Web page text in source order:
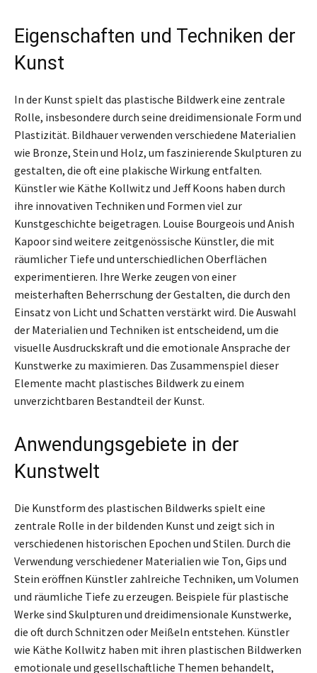
Eigenschaften und Techniken der
Kunst
In der Kunst spielt das plastische Bildwerk eine zentrale
Rolle, insbesondere durch seine dreidimensionale Form und
Plastizität. Bildhauer verwenden verschiedene Materialien
wie Bronze, Stein und Holz, um faszinierende Skulpturen zu
gestalten, die oft eine plakische Wirkung entfalten.
Künstler wie Käthe Kollwitz und Jeff Koons haben durch
ihre innovativen Techniken und Formen viel zur
Kunstgeschichte beigetragen. Louise Bourgeois und Anish
Kapoor sind weitere zeitgenössische Künstler, die mit
räumlicher Tiefe und unterschiedlichen Oberflächen
experimentieren. Ihre Werke zeugen von einer
meisterhaften Beherrschung der Gestalten, die durch den
Einsatz von Licht und Schatten verstärkt wird. Die Auswahl
der Materialien und Techniken ist entscheidend, um die
visuelle Ausdruckskraft und die emotionale Ansprache der
Kunstwerke zu maximieren. Das Zusammenspiel dieser
Elemente macht plastisches Bildwerk zu einem
unverzichtbaren Bestandteil der Kunst.
Anwendungsgebiete in der
Kunstwelt
Die Kunstform des plastischen Bildwerks spielt eine
zentrale Rolle in der bildenden Kunst und zeigt sich in
verschiedenen historischen Epochen und Stilen. Durch die
Verwendung verschiedener Materialien wie Ton, Gips und
Stein eröffnen Künstler zahlreiche Techniken, um Volumen
und räumliche Tiefe zu erzeugen. Beispiele für plastische
Werke sind Skulpturen und dreidimensionale Kunstwerke,
die oft durch Schnitzen oder Meißeln entstehen. Künstler
wie Käthe Kollwitz haben mit ihren plastischen Bildwerken
emotionale und gesellschaftliche Themen behandelt,